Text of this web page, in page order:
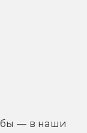
бы — в наши